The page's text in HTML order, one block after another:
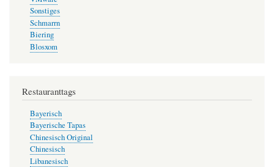
Sonstiges
Schmarrn
Biering
Blosxom
Restauranttags
Bayerisch
Bayerische Tapas
Chinesisch Original
Chinesisch
Libanesisch